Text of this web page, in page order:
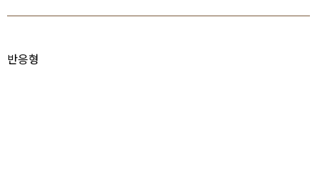
반응형